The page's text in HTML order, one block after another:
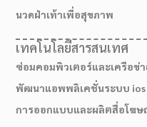
นวดฝ่าเท้าเพื่อสุขภาพ
เทคโนโลยีสารสนเทศ
ซ่อมคอมพิวเตอร์และเครือข่
พัฒนาแอพพลิเคชั่นระบบ ios
การออกแบบและผลิตสื่อโฆ